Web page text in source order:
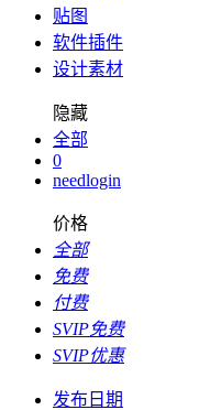
贴图
软件插件
设计素材
隐藏
全部
0
needlogin
价格
全部
免费
付费
SVIP免费
SVIP优惠
发布日期